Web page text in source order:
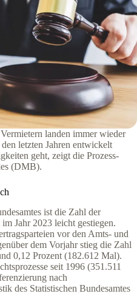
landen immer wieder
letzten Jahren entwickelt
geht, zeigt die Prozess-
(DMB).
ist die Zahl der
Jahr 2023 leicht gestiegen.
vor den Amts- und
dem Vorjahr stieg die Zahl
0,12 Prozent (182.612 Mal).
seit 1996 (351.511
nach
des Statistischen Bundesamtes